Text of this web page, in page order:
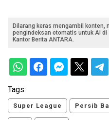
Dilarang keras mengambil konten,
pengindeksan otomatis untuk AI
Kantor Berita ANTARA.
Tags:
Super League Persib